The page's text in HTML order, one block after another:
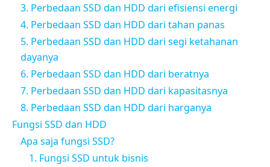
3. Perbedaan SSD dan HDD dari efisiensi energi
4. Perbedaan SSD dan HDD dari tahan panas
5. Perbedaan SSD dan HDD dari segi ketahanan
dayanya
6. Perbedaan SSD dan HDD dari beratnya
7. Perbedaan SSD dan HDD dari kapasitasnya
8. Perbedaan SSD dan HDD dari harganya
Fungsi SSD dan HDD
Apa saja fungsi SSD?
1. Fungsi SSD untuk bisnis